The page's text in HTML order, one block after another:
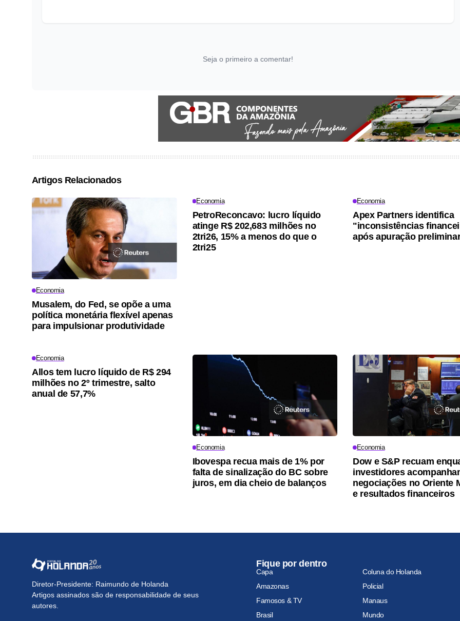
Seja o primeiro a comentar!
Artigos Relacionados
Economia
Musalem, do Fed, se opõe a uma
política monetária flexível apenas
para impulsionar produtividade
Economia
PetroReconcavo: lucro líquido
atinge R$ 202,683 milhões no
2tri26, 15% a menos do que o
2tri25
Economia
Apex Partners identifica
"inconsistências
após apuração
Economia
Allos tem lucro líquido de R$ 294
milhões no 2º trimestre, salto
anual de 57,7%
Economia
Ibovespa recua mais de 1% por
falta de sinalização do BC sobre
juros, em dia cheio de balanços
Economia
Dow e S&P recuam
investidores
negociações no Oriente
e resultados financeiros
Diretor-Presidente: Raimundo de Holanda
Artigos assinados são de responsabilidade de seus
autores.
Fique por dentro
Capa
Coluna do Holanda
Amazonas
Policial
Famosos & TV
Manaus
Brasil
Mundo